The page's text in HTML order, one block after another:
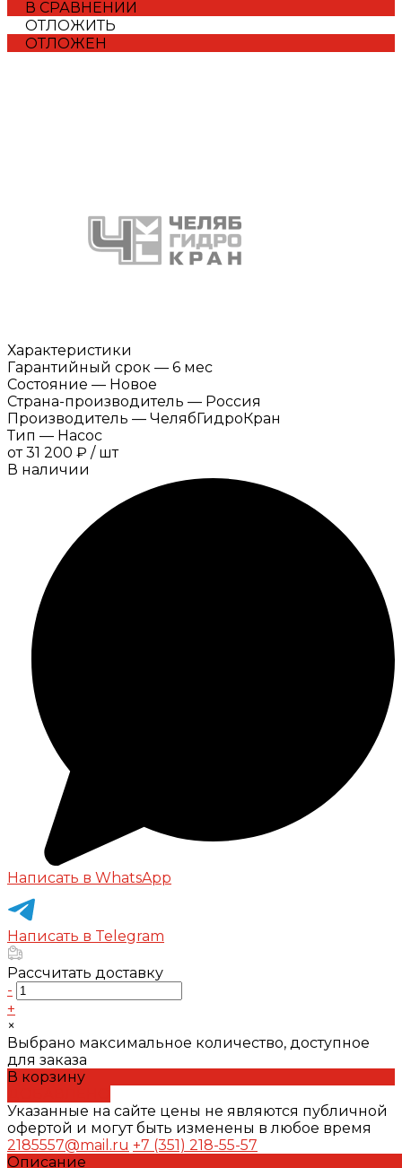
В СРАВНЕНИИ
ОТЛОЖИТЬ
ОТЛОЖЕН
Характеристики
Гарантийный срок — 6 мес
Состояние — Новое
Страна-производитель — Россия
Производитель — ЧелябГидроКран
Тип — Насос
от 31 200 ₽ / шт
В наличии
Написать в WhatsApp
Написать в Telegram
Рассчитать доставку
-
+
×
Выбрано максимальное количество, доступное
для заказа
В корзину
Указанные на сайте цены не являются публичной
офертой и могут быть изменены в любое время
2185557@mail.ru +7 (351) 218-55-57
Описание